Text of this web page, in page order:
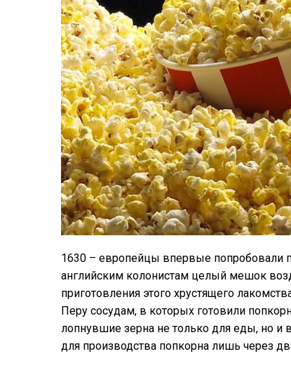
1630 – европейцы впервые попробовали
английским колонистам целый мешок
приготовления этого хрустящего
Перу сосудам, в которых готовили
лопнувшие зерна не только для еды, но
для производства попкорна лишь через